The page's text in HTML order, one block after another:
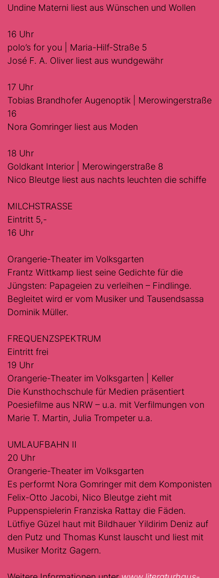
Undine Materni liest aus Wünschen und Wollen
16 Uhr
polo’s for you | Maria-Hilf-Straße 5
José F. A. Oliver liest aus wundgewähr
17 Uhr
Tobias Brandhofer Augenoptik | Merowingerstraße
16
Nora Gomringer liest aus Moden
18 Uhr
Goldkant Interior | Merowingerstraße 8
Nico Bleutge liest aus nachts leuchten die schiffe
MILCHSTRASSE
Eintritt 5,-
16 Uhr
Orangerie-Theater im Volksgarten
Frantz Wittkamp liest seine Gedichte für die
Jüngsten: Papageien zu verleihen – Findlinge.
Begleitet wird er vom Musiker und Tausendsassa
Dominik Müller.
FREQUENZSPEKTRUM
Eintritt frei
19 Uhr
Orangerie-Theater im Volksgarten | Keller
Die Kunsthochschule für Medien präsentiert
Poesiefilme aus NRW – u.a. mit Verfilmungen von
Marie T. Martin, Julia Trompeter u.a.
UMLAUFBAHN II
20 Uhr
Orangerie-Theater im Volksgarten
Es performt Nora Gomringer mit dem Komponisten
Felix-Otto Jacobi, Nico Bleutge zieht mit
Puppenspielerin Franziska Rattay die Fäden.
Lütfiye Güzel haut mit Bildhauer Yildirim Deniz auf
den Putz und Thomas Kunst lauscht und liest mit
Musiker Moritz Gagern.